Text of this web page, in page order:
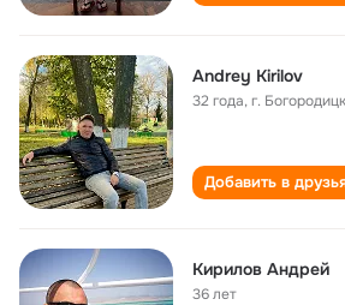
Andrey Kirilov
32 года,г.
Добавить в
Кирилов Андрей
36 лет